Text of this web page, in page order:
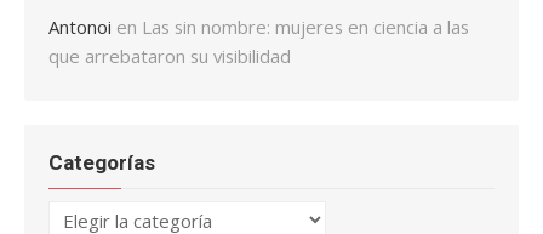
Antonoi en Las sin nombre: mujeres en ciencia a las
que arrebataron su visibilidad
Categorías
Categorías